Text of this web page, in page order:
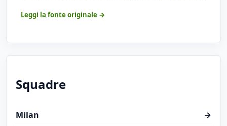
Leggi la fonte originale →
Squadre
Milan →